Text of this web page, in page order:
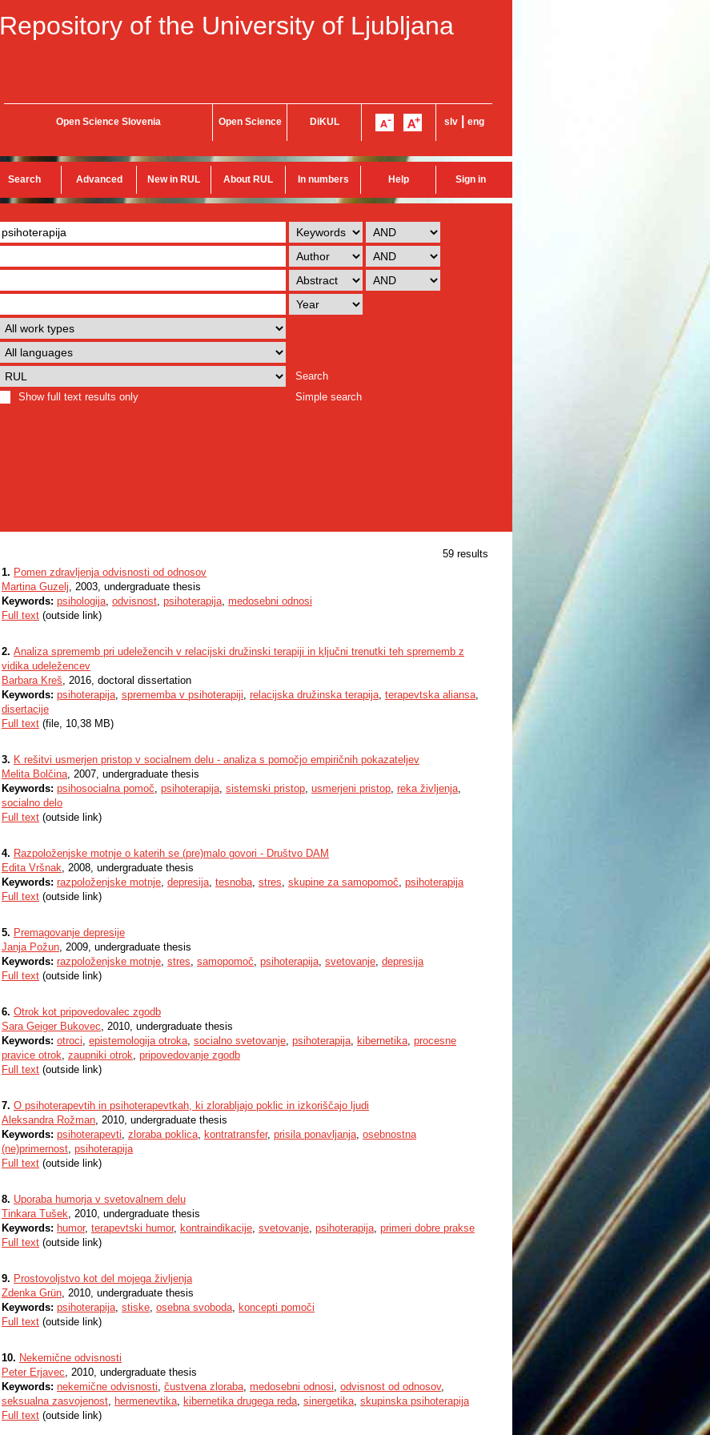
Repository of the University of Ljubljana
Open Science Slovenia Open Science DiKUL slv eng
Search Advanced New in RUL About RUL In numbers Help Sign in
Search
Show full text results only
Simple search
59 results
1. Pomen zdravljenja odvisnosti od odnosov
Martina Guzelj, 2003, undergraduate thesis
Keywords: psihologija, odvisnost, psihoterapija, medosebni odnosi
Full text (outside link)
2. Analiza sprememb pri udeležencih v relacijski družinski terapiji in ključni trenutki teh sprememb z
vidika udeležencev
Barbara Kreš, 2016, doctoral dissertation
Keywords: psihoterapija, sprememba v psihoterapiji, relacijska družinska terapija, terapevtska aliansa,
disertacije
Full text (file, 10,38 MB)
3. K rešitvi usmerjen pristop v socialnem delu - analiza s pomočjo empiričnih pokazateljev
Melita Bolčina, 2007, undergraduate thesis
Keywords: psihosocialna pomoč, psihoterapija, sistemski pristop, usmerjeni pristop, reka življenja,
socialno delo
Full text (outside link)
4. Razpoloženjske motnje o katerih se (pre)malo govori - Društvo DAM
Edita Vršnak, 2008, undergraduate thesis
Keywords: razpoloženjske motnje, depresija, tesnoba, stres, skupine za samopomoč, psihoterapija
Full text (outside link)
5. Premagovanje depresije
Janja Požun, 2009, undergraduate thesis
Keywords: razpoloženjske motnje, stres, samopomoč, psihoterapija, svetovanje, depresija
Full text (outside link)
6. Otrok kot pripovedovalec zgodb
Sara Geiger Bukovec, 2010, undergraduate thesis
Keywords: otroci, epistemologija otroka, socialno svetovanje, psihoterapija, kibernetika, procesne
pravice otrok, zaupniki otrok, pripovedovanje zgodb
Full text (outside link)
7. O psihoterapevtih in psihoterapevtkah, ki zlorabljajo poklic in izkoriščajo ljudi
Aleksandra Rožman, 2010, undergraduate thesis
Keywords: psihoterapevti, zloraba poklica, kontratransfer, prisila ponavljanja, osebnostna
(ne)primernost, psihoterapija
Full text (outside link)
8. Uporaba humorja v svetovalnem delu
Tinkara Tušek, 2010, undergraduate thesis
Keywords: humor, terapevtski humor, kontraindikacije, svetovanje, psihoterapija, primeri dobre prakse
Full text (outside link)
9. Prostovoljstvo kot del mojega življenja
Zdenka Grün, 2010, undergraduate thesis
Keywords: psihoterapija, stiske, osebna svoboda, koncepti pomoči
Full text (outside link)
10. Nekemične odvisnosti
Peter Erjavec, 2010, undergraduate thesis
Keywords: nekemične odvisnosti, čustvena zloraba, medosebni odnosi, odvisnost od odnosov,
seksualna zasvojenost, hermenevtika, kibernetika drugega reda, sinergetika, skupinska psihoterapija
Full text (outside link)